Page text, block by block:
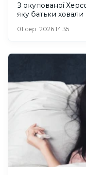
З окупованої
яку батьки ховали
01 сер. 2026 14:35